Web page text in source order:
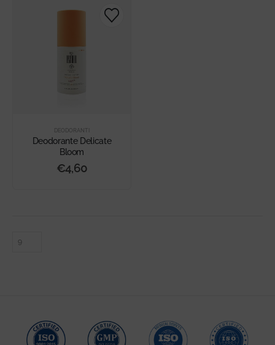
DEODORANTI
Deodorante Delicate
Bloom
€4,60